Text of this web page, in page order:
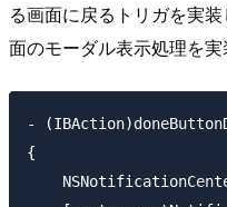
る画面に戻るトリガを実
面のモーダル表示処理を実
-
{